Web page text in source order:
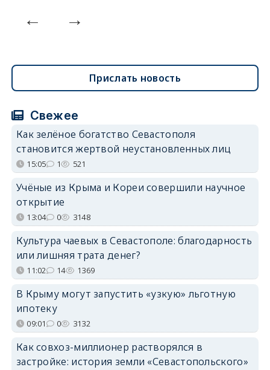
Прислать новость
Свежее
Как зелёное богатство Севастополя
становится жертвой неустановленных лиц
15:05 1 521
Учёные из Крыма и Кореи совершили научное
открытие
13:04 0 3148
Культура чаевых в Севастополе: благодарность
или лишняя трата денег?
11:02 14 1369
В Крыму могут запустить «узкую» льготную
ипотеку
09:01 0 3132
Как совхоз-миллионер растворялся в
застройке: история земли «Севастопольского»